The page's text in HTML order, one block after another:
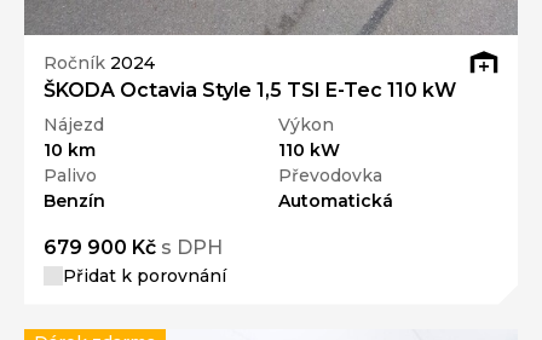
Ročník 2024
ŠKODA Octavia Style 1,5 TSI E-Tec 110 kW
Nájezd
10 km
Výkon
110 kW
Palivo
Benzín
Převodovka
Automatická
679 900 Kč s DPH
Přidat k porovnání